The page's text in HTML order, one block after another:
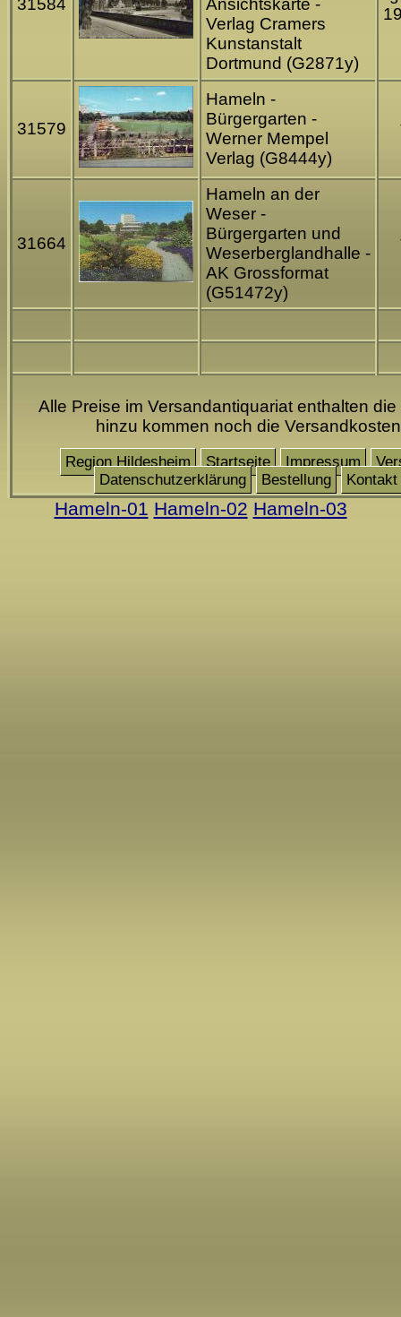
31584
Ansichtskarte -
Verlag Cramers
Kunstanstalt
Dortmund (G2871y)
31579
Hameln -
Bürgergarten -
Werner Mempel
Verlag (G8444y)
31664
Hameln an der
Weser -
Bürgergarten und
Weserberglandhalle -
AK Grossformat
(G51472y)
Alle Preise im Versandantiquariat enthalten die
hinzu kommen noch die Versandkosten
Region Hildesheim Startseite Impressum
Datenschutzerklärung
Bestellung Kontakt
Hameln-01 Hameln-02 Hameln-03